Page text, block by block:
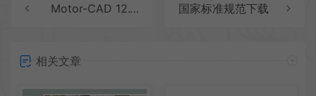
Motor-CAD 12.1.7 国家标准规范下载
相关文章